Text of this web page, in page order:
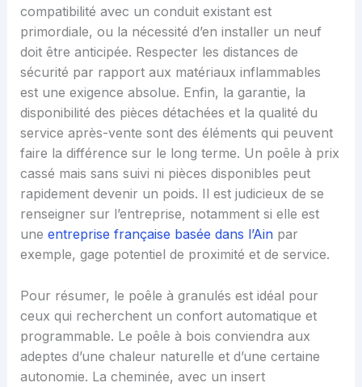
compatibilité avec un conduit existant est
primordiale, ou la nécessité d’en installer un neuf
doit être anticipée. Respecter les distances de
sécurité par rapport aux matériaux inflammables
est une exigence absolue. Enfin, la garantie, la
disponibilité des pièces détachées et la qualité du
service après-vente sont des éléments qui peuvent
faire la différence sur le long terme. Un poêle à prix
cassé mais sans suivi ni pièces disponibles peut
rapidement devenir un poids. Il est judicieux de se
renseigner sur l’entreprise, notamment si elle est
une entreprise française basée dans l’Ainpar
exemple, gage potentiel de proximité et de service.
Pour résumer, le poêle à granulés est idéal pour
ceux qui recherchent un confort automatique et
programmable. Le poêle à bois conviendra aux
adeptes d’une chaleur naturelle et d’une certaine
autonomie. La cheminée, avec un insert